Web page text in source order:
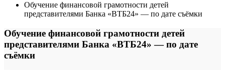
Обучение финансовой грамотности детей
представителями Банка «ВТБ24» — по дате съёмки
Обучение финансовой грамотности детей
представителями Банка «ВТБ24» — по дате
съёмки